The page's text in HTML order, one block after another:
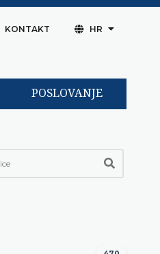
KONTAKT HR
POSLOVANJE